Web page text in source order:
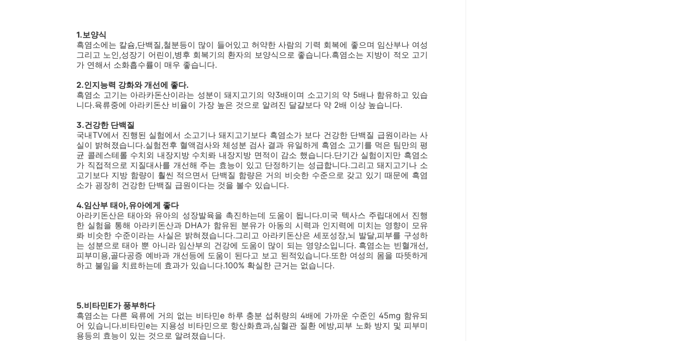
1.보양식
흑염소에는 칼슘,단백질,철분등이 많이 들어있고 허약한 사람의 기력 회복에 좋으며 임산부나 여성
그리고 노인,성장기 어린이,병후 회복기의 환자의 보양식으로 좋습니다.흑염소는 지방이 적오 고기
가 연해서 소화흡수률이 매우 좋습니다.
2.인지능력 강화와 개선에 좋다.
흑염소 고기는 아라카돈산이라는 성분이 돼지고기의 약3배이며 소고기의 약 5배나 함유하고 있습
니다.육류중에 아라키돈산 비율이 가장 높은 것으로 알려진 달걀보다 약 2배 이상 높습니다.
3.건강한 단백질
국내TV에서 진행된 실험에서 소고기나 돼지고기보다 흑염소가 보다 건강한 단백질 급원이라는 사
실이 밝혀졌습니다.실험전후 혈액검사와 체성분 검사 결과 유일하게 흑염소 고기를 먹은 팀만의 평
균 콜레스테롤 수치외 내장지방 수치롸 내장지방 면적이 감소 했습니다.단기간 실험이지만 흑염소
가 직접적으로 지질대사를 개선해 주는 효능이 있고 단정하기는 성급합니다.그리고 돼지고기나 소
고기보다 지방 함량이 훨씬 적으면서 단백질 함량은 거의 비슷한 수준으로 갖고 있기 때문에 흑염
소가 굉장히 건강한 단백질 급원이다는 것을 볼수 있습니다.
4.임산부 태아,유아에게 좋다
아라키돈산은 태아와 유아의 성장발육을 촉진하는데 도움이 됩니다.미국 텍사스 주립대에서 진행
한 실험을 통해 아라키돈산과 DHA가 함유된 분유가 아동의 시력과 인지력에 미치는 영향이 모유
롸 비슷한 수준이라는 사실은 밝혀졌습니다.그리고 아라키돈산은 세포성장,뇌 발달,피부를 구성하
는 성분으로 태아 뿐 아니라 임산부의 건강에 도움이 많이 되는 영양소입니다. 흑염소는 빈혈개선,
피부미용,골다공증 예바과 개선등에 도움이 된다고 보고 된적있습니다.또한 여성의 몸을 따뜻하게
하고 불임을 치료하는데 효과가 있습니다.100% 확실한 근거는 없습니다.
5.비타민E가 풍부하다
흑염소는 다른 육류에 거의 없는 비타민e 하루 충분 섭취량의 4배에 가까운 수준인 45mg 함유되
어 있습니다.비타민e는 지용성 비타민으로 항산화효과,심혈관 질환 에방,피부 노화 방지 및 피부미
용등의 효능이 있는 것으로 알려졌습니다.